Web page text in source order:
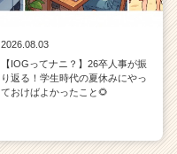
2026.08.03
【IOGってナニ？】26卒人事が振
り返る！学生時代の夏休みにやっ
ておけばよかったこと🌻